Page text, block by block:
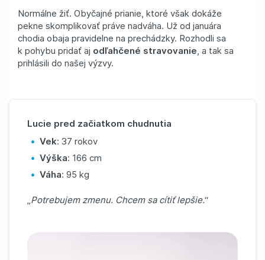
Normálne žiť. Obyčajné prianie, ktoré však dokáže
pekne skomplikovať práve nadváha. Už od januára
chodia obaja pravidelne na prechádzky. Rozhodli sa
k pohybu pridať aj odľahčené stravovanie, a tak sa
prihlásili do našej výzvy.
Lucie pred začiatkom chudnutia
Vek: 37 rokov
Výška: 166 cm
Váha: 95 kg
„Potrebujem zmenu. Chcem sa cítiť lepšie.“